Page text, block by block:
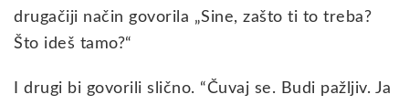
drugačiji način govorila „Sine, zašto ti to treba?
Što ideš tamo?“
I drugi bi govorili slično. “Čuvaj se. Budi pažljiv. Ja